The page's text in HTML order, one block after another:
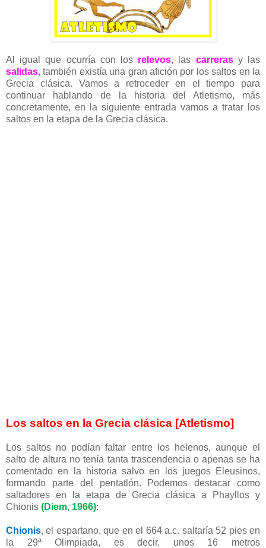
Al igual que ocurría con los relevos, las carrerasy las
salidas, también existía una gran afición por los saltos en la
Grecia clásica. Vamos a retroceder en el tiempo para
continuar hablando de la historia del Atletismo, más
concretamente, en la siguiente entrada vamos a tratar los
saltos en la etapa de la Grecia clásica.
Los saltos en la Grecia clásica [Atletismo]
Los saltos no podían faltar entre los helenos, aunque el
salto de altura no tenía tanta trascendencia o apenas se ha
comentado en la historia salvo en los juegos Eleusinos,
formando parte del pentatlón. Podemos destacar como
saltadores en la etapa de Grecia clásica a Phayllos y
Chionis (Diem, 1966):
Chionis, el espartano, que en el 664 a.c. saltaría 52 pies en
la 29ª Olimpiada, es decir, unos 16 metros